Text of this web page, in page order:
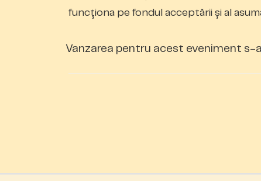
funcţiona pe fondul acceptării și al
Vanzarea pentru acest eveniment